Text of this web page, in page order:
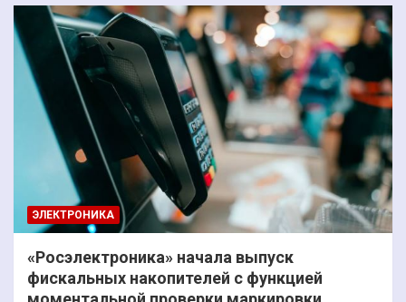
ЭЛЕКТРОНИКА
«Росэлектроника» начала выпуск
фискальных накопителей с функцией